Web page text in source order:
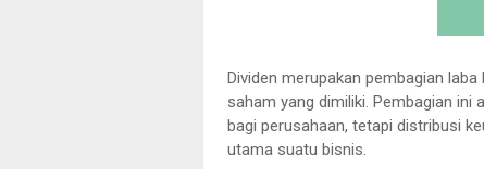
Dividen merupakan pembagian
saham yang dimiliki. Pembagian ini
bagi perusahaan, tetapi distribusi
utama suatu bisnis.